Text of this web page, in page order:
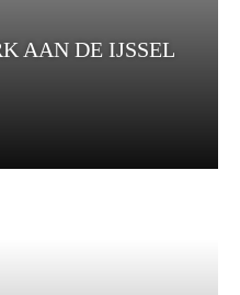
AAN DE IJSSEL